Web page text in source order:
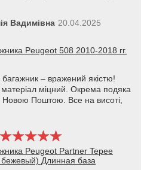
Вадимівна 20.04.2025
Peugeot 508 2010-2018 гг.
– вражений якістю!
матеріал міцний. Окрема подяка
Новою Поштою. Все на висоті,
Peugeot Partner Tepee
бежевый) Длинная база